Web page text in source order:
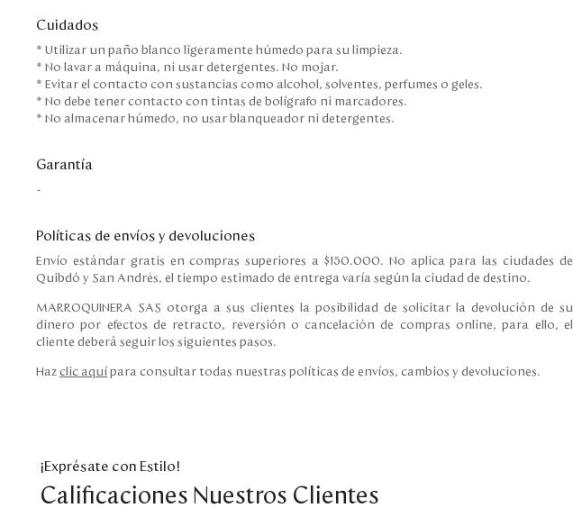
Cuidados
* Utilizar un paño blanco ligeramente húmedo para su limpieza.
* No lavar a máquina, ni usar detergentes. No mojar.
* Evitar el contacto con sustancias como alcohol, solventes, perfumes o geles.
* No debe tener contacto con tintas de bolígrafo ni marcadores.
* No almacenar húmedo, no usar blanqueador ni detergentes.
Garantía
-
Políticas de envíos y devoluciones
Envío estándar gratis en compras superiores a $150.000. No aplica para las ciudades de
Quibdó y San Andrés, el tiempo estimado de entrega varía según la ciudad de destino.
MARROQUINERA SAS otorga a sus clientes la posibilidad de solicitar la devolución de su
dinero por efectos de retracto, reversión o cancelación de compras online, para ello, el
cliente deberá seguir los siguientes pasos.
Haz clic aquí para consultar todas nuestras políticas de envíos, cambios y devoluciones.
¡Exprésate con Estilo!
Calificaciones Nuestros Clientes